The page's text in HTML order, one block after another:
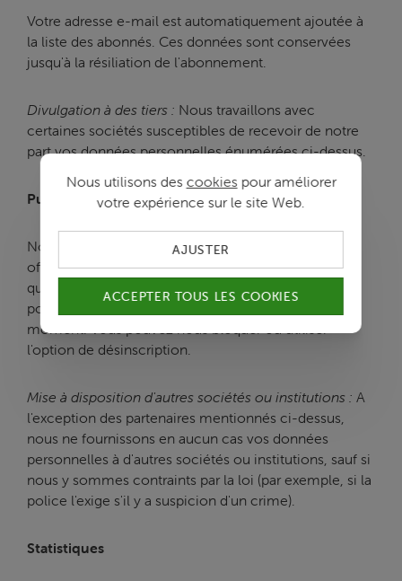
Votre adresse e-mail est automatiquement ajoutée à
la liste des abonnés. Ces données sont conservées
jusqu'à la résiliation de l'abonnement.
Divulgation à des tiers : Nous travaillons avec
certaines sociétés susceptibles de recevoir de notre
part vos données personnelles énumérées ci-dessus.
Publicité
Nous aimerions vous envoyer de la publicité sur des
offres et de nouveaux produits ou services. C'est ce
que nous faisons : via les médias sociaux. Vous
pouvez vous opposer à cette publicité à tout
moment. Vous pouvez nous bloquer ou utiliser
l'option de désinscription.
Mise à disposition d'autres sociétés ou institutions : A
l'exception des partenaires mentionnés ci-dessus,
nous ne fournissons en aucun cas vos données
personnelles à d'autres sociétés ou institutions, sauf si
nous y sommes contraints par la loi (par exemple, si la
police l'exige s'il y a suspicion d'un crime).
Statistiques
Nous utilisons des cookiespour améliorer
votre expérience sur le site Web.
AJUSTER
ACCEPTER TOUS LES COOKIES